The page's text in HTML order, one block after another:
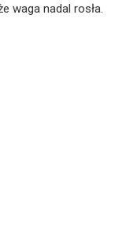
waga nadal rosła.